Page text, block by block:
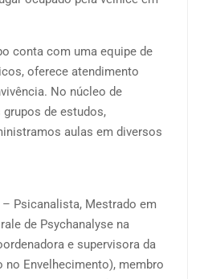
conta com uma equipe de
oferece atendimento
No núcleo de
de estudos,
aulas em diversos
Psicanalista, Mestrado em
de Psychanalyse na
e supervisora da
no Envelhecimento), membro